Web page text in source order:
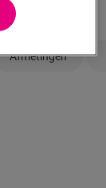
Afmetingen